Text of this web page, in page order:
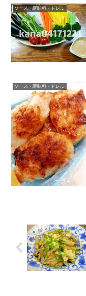
ソース・調味料・ドレッシング